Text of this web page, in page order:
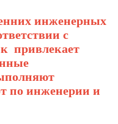
инженерных
с
привлекает
по инженерии и